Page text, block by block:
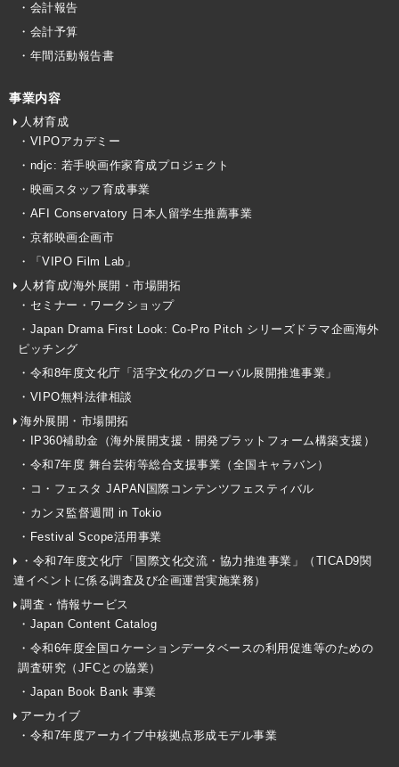
・会計報告
・会計予算
・年間活動報告書
事業内容
人材育成
・VIPOアカデミー
・ndjc: 若手映画作家育成プロジェクト
・映画スタッフ育成事業
・AFI Conservatory 日本人留学生推薦事業
・京都映画企画市
・「VIPO Film Lab」
人材育成/海外展開・市場開拓
・セミナー・ワークショップ
・Japan Drama First Look: Co-Pro Pitch シリーズドラマ企画海外
ピッチング
・令和8年度文化庁「活字文化のグローバル展開推進事業」
・VIPO無料法律相談
海外展開・市場開拓
・IP360補助金（海外展開支援・開発プラットフォーム構築支援）
・令和7年度 舞台芸術等総合支援事業（全国キャラバン）
・コ・フェスタ JAPAN国際コンテンツフェスティバル
・カンヌ監督週間 in Tokio
・Festival Scope活用事業
・令和7年度文化庁「国際文化交流・協力推進事業」（TICAD9関
連イベントに係る調査及び企画運営実施業務）
調査・情報サービス
・Japan Content Catalog
・令和6年度全国ロケーションデータベースの利用促進等のための
調査研究（JFCとの協業）
・Japan Book Bank 事業
アーカイブ
・令和7年度アーカイブ中核拠点形成モデル事業